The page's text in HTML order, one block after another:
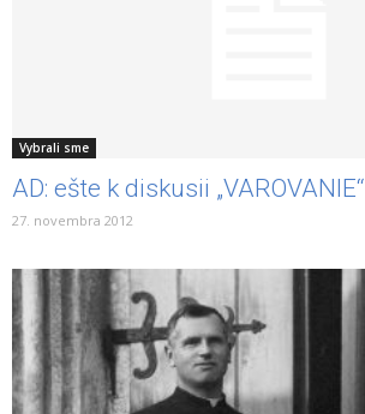
Vybrali sme
AD: ešte k diskusii „VAROVANIE“
27. novembra 2012